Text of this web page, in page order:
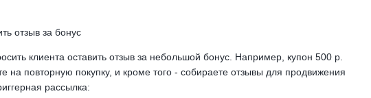
отзыв за бонус
клиента оставить отзыв за небольшой бонус. Например, купон 500 р.
на повторную покупку, и кроме того - собираете отзывы для продвижения
рассылка: